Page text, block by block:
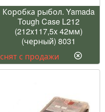
Коробка рыбол. Yamada
Tough Case L212
(212x117,5x 42мм)
(черный) 8031
снят с продажи